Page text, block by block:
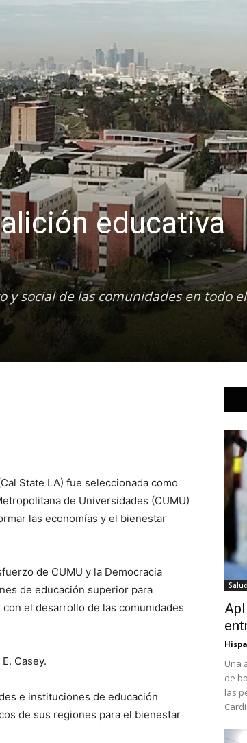
educativa
social de las comunidades en todo
State LA) fue seleccionada como
de Universidades (CUMU)
las economías y el bienestar
de CUMU y la Democracia
de educación superior para
el desarrollo de las comunidades
Casey.
e instituciones de educación
de sus regiones para el bienestar
Salud
Una
de
las